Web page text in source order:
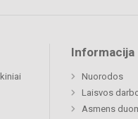
Informacija
Nuorodos
Laisvos
Asmens